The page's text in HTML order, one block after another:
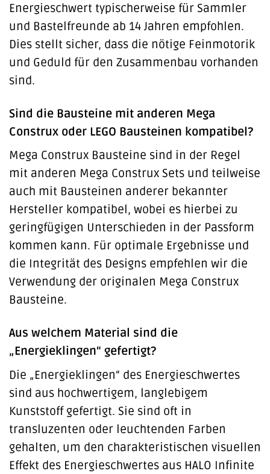
Energieschwert typischerweise für Sammler
und Bastelfreunde ab 14 Jahren empfohlen.
Dies stellt sicher, dass die nötige Feinmotorik
und Geduld für den Zusammenbau vorhanden
sind.
Sind die Bausteine mit anderen Mega
Construx oder LEGO Bausteinen kompatibel?
Mega Construx Bausteine sind in der Regel
mit anderen Mega Construx Sets und teilweise
auch mit Bausteinen anderer bekannter
Hersteller kompatibel, wobei es hierbei zu
geringfügigen Unterschieden in der Passform
kommen kann. Für optimale Ergebnisse und
die Integrität des Designs empfehlen wir die
Verwendung der originalen Mega Construx
Bausteine.
Aus welchem Material sind die
„Energieklingen“ gefertigt?
Die „Energieklingen“ des Energieschwertes
sind aus hochwertigem, langlebigem
Kunststoff gefertigt. Sie sind oft in
transluzenten oder leuchtenden Farben
gehalten, um den charakteristischen visuellen
Effekt des Energieschwertes aus HALO Infinite